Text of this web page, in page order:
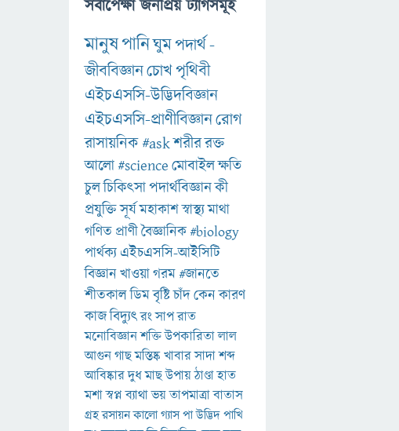
সর্বাপেক্ষা জনপ্রিয় ট্যাগসমূহ
মানুষপানিঘুমপদার্থ-
জীববিজ্ঞানচোখপৃথিবী
এইচএসসি-উদ্ভিদবিজ্ঞান
এইচএসসি-প্রাণীবিজ্ঞানরোগ
রাসায়নিক#askশরীররক্ত
আলো#scienceমোবাইলক্ষতি
চুলচিকিৎসাপদার্থবিজ্ঞানকী
প্রযুক্তিসূর্যমহাকাশস্বাস্থ্যমাথা
গণিত প্রাণীবৈজ্ঞানিক#biology
পার্থক্য এইচএসসি-আইসিটি
বিজ্ঞানখাওয়াগরম#জানতে
শীতকালডিমবৃষ্টিচাঁদকেনকারণ
কাজবিদ্যুৎরংসাপরাত
মনোবিজ্ঞানশক্তিউপকারিতালাল
আগুনগাছমস্তিষ্কখাবারসাদাশব্দ
আবিষ্কারদুধমাছউপায়ঠাণ্ডাহাত
মশাস্বপ্নব্যাথাভয়তাপমাত্রাবাতাস
গ্রহরসায়নকালোগ্যাসপাউদ্ভিদপাখি